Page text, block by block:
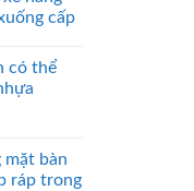
cấp
có thể
mặt bàn
ráp trong